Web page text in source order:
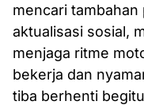
mencari tambahan
aktualisasi sosial,
menjaga ritme
bekerja dan
tiba berhenti